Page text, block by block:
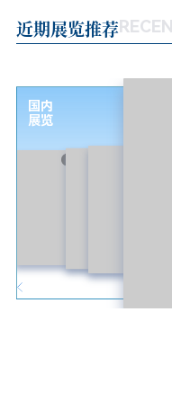
近期展览推荐
国内
展览